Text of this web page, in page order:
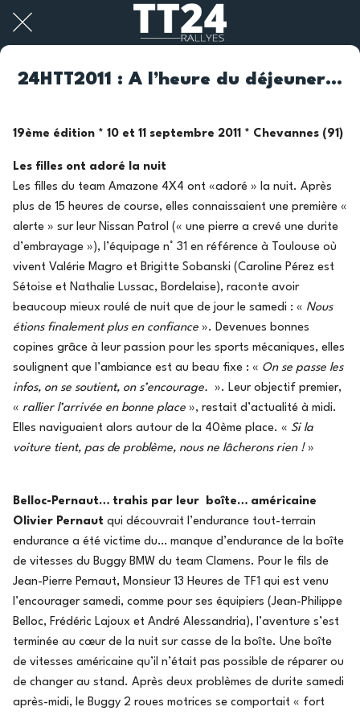
24HTT2011 : A l’heure du déjeuner…
19ème édition * 10 et 11 septembre 2011 * Chevannes (91)
Les filles ont adoré la nuit
Les filles du team Amazone 4X4 ont «adoré » la nuit. Après
plus de 15 heures de course, elles connaissaient une première «
alerte » sur leur Nissan Patrol (« une pierre a crevé une durite
d’embrayage »), l’équipage n° 31 en référence à Toulouse où
vivent Valérie Magro et Brigitte Sobanski (Caroline Pérez est
Sétoise et Nathalie Lussac, Bordelaise), raconte avoir
beaucoup mieux roulé de nuit que de jour le samedi : « Nous
étions finalement plus en confiance ». Devenues bonnes
copines grâce à leur passion pour les sports mécaniques, elles
soulignent que l’ambiance est au beau fixe : « On se passe les
infos, on se soutient, on s’encourage. ». Leur objectif premier,
« rallier l’arrivée en bonne place », restait d’actualité à midi.
Elles naviguaient alors autour de la 40ème place. « Si la
voiture tient, pas de problème, nous ne lâcherons rien ! »
Belloc-Pernaut… trahis par leur boîte… américaine
Olivier Pernaut qui découvrait l’endurance tout-terrain
endurance a été victime du… manque d’endurance de la boîte
de vitesses du Buggy BMW du team Clamens. Pour le fils de
Jean-Pierre Pernaut, Monsieur 13 Heures de TF1 qui est venu
l’encourager samedi, comme pour ses équipiers (Jean-Philippe
Belloc, Frédéric Lajoux et André Alessandria), l’aventure s’est
terminée au cœur de la nuit sur casse de la boîte. Une boîte
de vitesses américaine qu’il n’était pas possible de réparer ou
de changer au stand. Après deux problèmes de durite samedi
après-midi, le Buggy 2 roues motrices se comportait « fort